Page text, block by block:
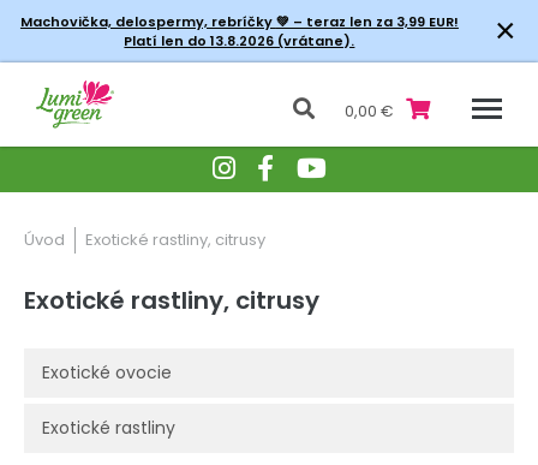
Machovička, delospermy, rebríčky💚 – teraz len za 3,99 EUR!
Platí len do 13.8.2026 (vrátane).
×
0,00 €
Úvod Exotické rastliny, citrusy
Exotické rastliny, citrusy
Exotické ovocie
Exotické rastliny